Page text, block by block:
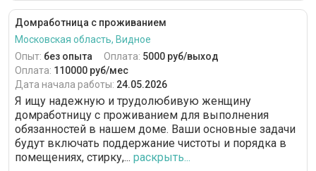
Домработница с проживанием
Московская область, Видное
Опыт: без опыта Оплата: 5000 руб/выход
Оплата: 110000 руб/мес
Дата начала работы: 24.05.2026
Я ищу надежную и трудолюбивую женщину
домработницу с проживанием для выполнения
обязанностей в нашем доме. Ваши основные задачи
будут включать поддержание чистоты и порядка в
помещениях, стирку,... раскрыть...